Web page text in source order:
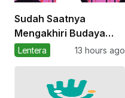
Sudah Saatnya
Mengakhiri Budaya
Nikah Mahal
Lentera 13 hours ago